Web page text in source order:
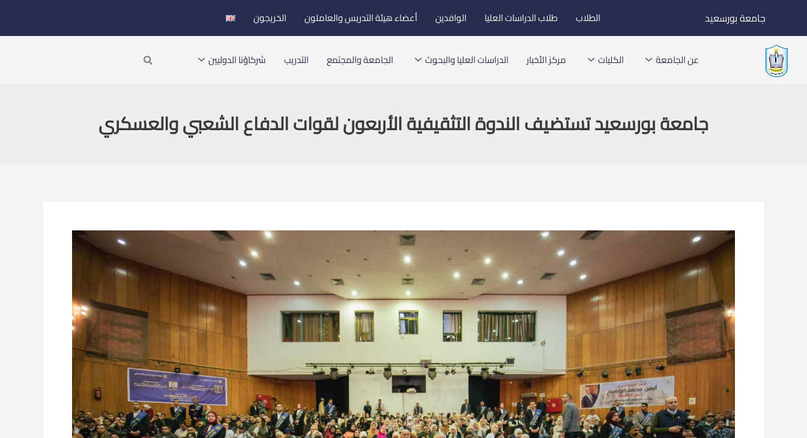
إلى
المحتوى
جامعة بورسعيد الطلاب طلاب الدراسات العليا الوافدين أعضاء هيئة التدريس والعاملون الخريجون
عن الجامعة الكليات مركز الأخبار الدراسات العليا والبحوث الجامعة والمجتمع التدريب شركاؤنا الدوليين Search
جامعة بورسعيد تستضيف الندوة التثقيفية الأربعون لقوات الدفاع الشعبي والعسكري